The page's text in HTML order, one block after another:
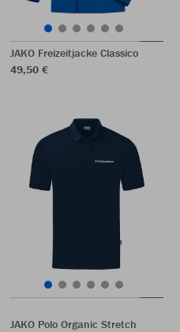
JAKO Freizeitjacke Classico
49,50 €
JAKO Polo Organic Stretch